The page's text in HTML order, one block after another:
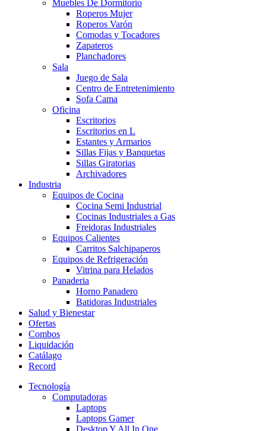
Muebles De Dormitorio
Roperos Mujer
Roperos Varón
Comodas y Tocadores
Zapateros
Planchadores
Sala
Juego de Sala
Centro de Entretenimiento
Sofa Cama
Oficina
Escritorios
Escritorios en L
Estantes y Armarios
Sillas Fijas y Banquetas
Sillas Giratorias
Archivadores
Industria
Equipos de Cocina
Cocina Semi Industrial
Cocinas Industriales a Gas
Freidoras Industriales
Equipos Calientes
Carritos Salchipaperos
Equipos de Refrigeración
Vitrina para Helados
Panaderia
Horno Panadero
Batidoras Industriales
Salud y Bienestar
Ofertas
Combos
Liquidación
Catálago
Record
Tecnología
Computadoras
Laptops
Laptops Gamer